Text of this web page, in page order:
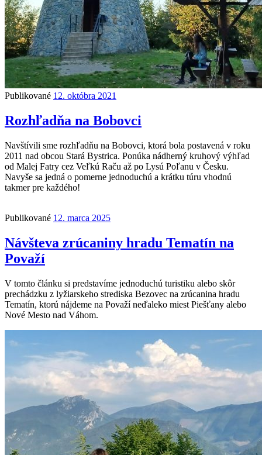
Publikované 12. októbra 2021
Rozhľadňa na Bobovci
Navštívili sme rozhľadňu na Bobovci, ktorá bola postavená v roku
2011 nad obcou Stará Bystrica. Ponúka nádherný kruhový výhľad
od Malej Fatry cez Veľkú Raču až po Lysú Poľanu v Česku.
Navyše sa jedná o pomerne jednoduchú a krátku túru vhodnú
takmer pre každého!
Publikované 12. marca 2025
Návšteva zrúcaniny hradu Tematín na
Považí
V tomto článku si predstavíme jednoduchú turistiku alebo skôr
prechádzku z lyžiarskeho strediska Bezovec na zrúcanina hradu
Tematín, ktorú nájdeme na Považí neďaleko miest Piešťany alebo
Nové Mesto nad Váhom.